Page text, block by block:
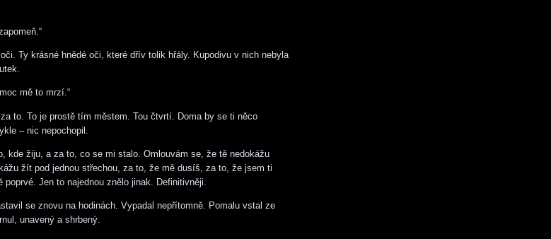
Ty krásné hnědé oči, které dřív tolik hřály. Kupodivu v nich nebyla
mě to mrzí.“
za to. To je prostě tím městem. Tou čtvrtí. Doma by se ti něco
– nic nepochopil.
kde žiju, a za to, co se mi stalo. Omlouvám se, že tě nedokážu
žít pod jednou střechou, za to, že mě dusíš, za to, že jsem ti
poprvé. Jen to najednou znělo jinak. Definitivněji.
se znovu na hodinách. Vypadal nepřítomně. Pomalu vstal ze
unavený a shrbený.